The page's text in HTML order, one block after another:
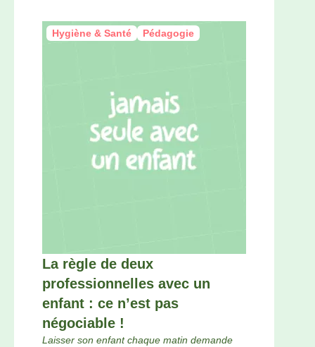
Hygiène & Santé Pédagogie
La règle de deux
professionnelles avec un
enfant : ce n’est pas
négociable !
Laisser son enfant chaque matin demande